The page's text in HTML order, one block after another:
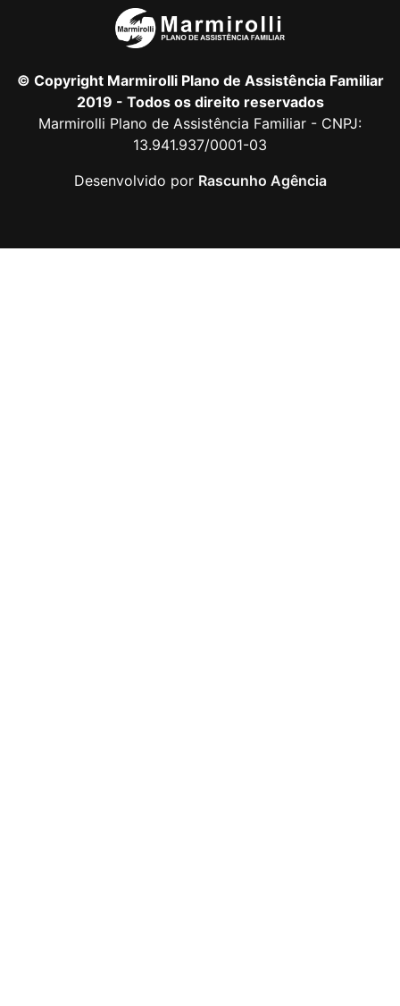
© Copyright Marmirolli Plano de Assistência Familiar
2019 - Todos os direito reservados
Marmirolli Plano de Assistência Familiar - CNPJ:
13.941.937/0001-03
Desenvolvido por Rascunho Agência